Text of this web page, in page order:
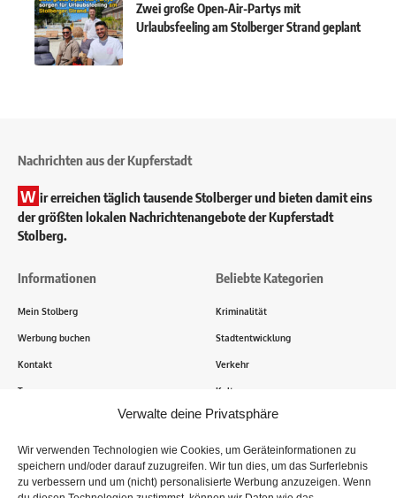
Verwalte deine Privatsphäre
Wir verwenden Technologien wie Cookies, um Geräteinformationen zu
speichern und/oder darauf zuzugreifen. Wir tun dies, um das Surferlebnis
zu verbessern und um (nicht) personalisierte Werbung anzuzeigen. Wenn
Zwei große Open-Air-Partys mit
Urlaubsfeeling am Stolberger Strand geplant
Nachrichten aus der Kupferstadt
W ir erreichen täglich tausende Stolberger und bieten damit eins
der größten lokalen Nachrichtenangebote der Kupferstadt
Stolberg.
Informationen
Mein Stolberg
Werbung buchen
Kontakt
Transparenz
Beliebte Kategorien
Kriminalität
Stadtentwicklung
Verkehr
Kultur
Tausende Stolberger sind bereits dabei! Du sendest uns
Informationen, Bilder und Erlebnisse aus der Kupferstadt – Wir